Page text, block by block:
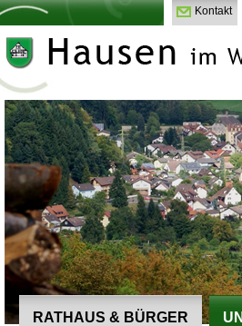
Kontakt
RATHAUS & BÜRGER